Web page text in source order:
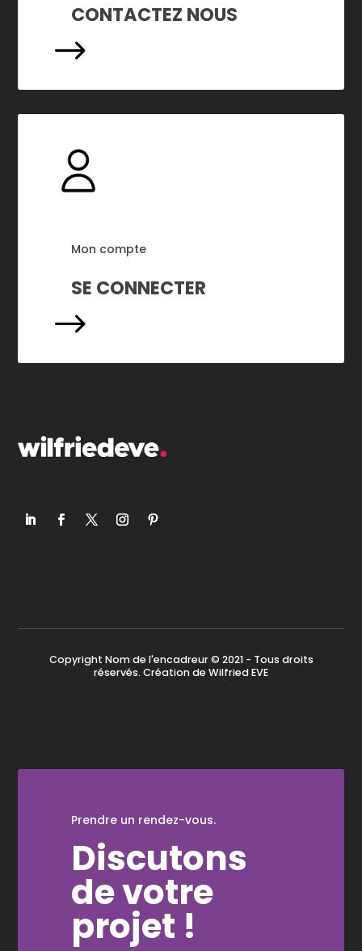
CONTACTEZ NOUS
$
Mon compte
SE CONNECTER
$
Copyright Nom de l'encadreur © 2021 - Tous droits
réservés. Création deWilfried EVE
Prendre un rendez-vous.
Discutons
de votre
projet !